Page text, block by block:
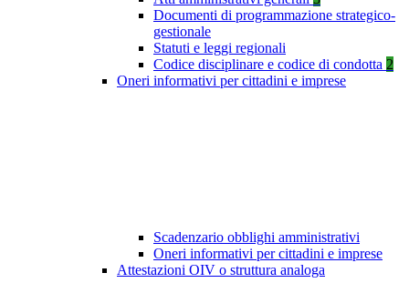
Documenti di programmazione strategico-
gestionale
Statuti e leggi regionali
Codice disciplinare e codice di condotta 2
Oneri informativi per cittadini e imprese
Scadenzario obblighi amministrativi
Oneri informativi per cittadini e imprese
Attestazioni OIV o struttura analoga